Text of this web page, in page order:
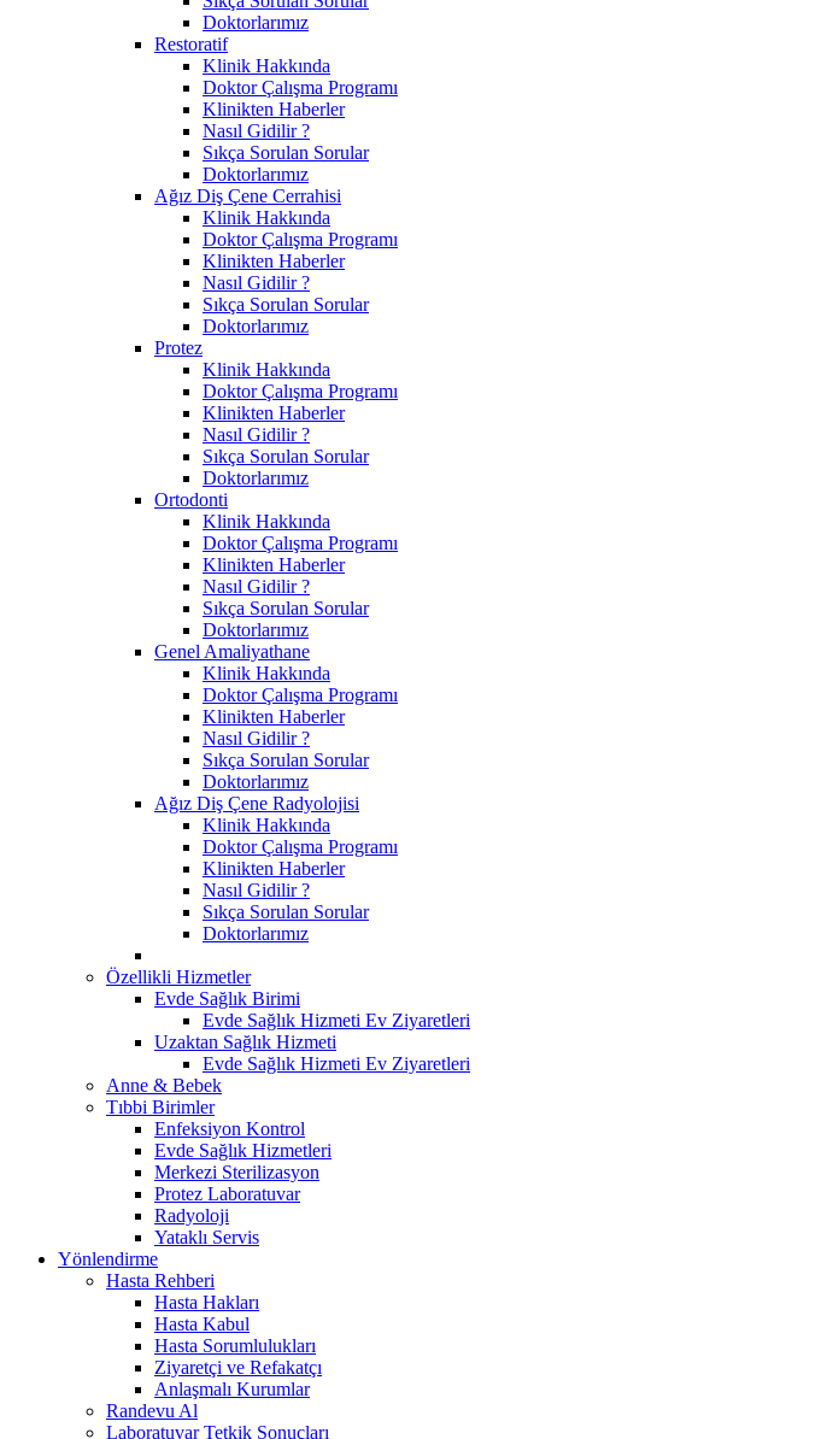
Doktorlarımız
Restoratif
Klinik Hakkında
Doktor Çalışma Programı
Klinikten Haberler
Nasıl Gidilir ?
Sıkça Sorulan Sorular
Doktorlarımız
Ağız Diş Çene Cerrahisi
Klinik Hakkında
Doktor Çalışma Programı
Klinikten Haberler
Nasıl Gidilir ?
Sıkça Sorulan Sorular
Doktorlarımız
Protez
Klinik Hakkında
Doktor Çalışma Programı
Klinikten Haberler
Nasıl Gidilir ?
Sıkça Sorulan Sorular
Doktorlarımız
Ortodonti
Klinik Hakkında
Doktor Çalışma Programı
Klinikten Haberler
Nasıl Gidilir ?
Sıkça Sorulan Sorular
Doktorlarımız
Genel Amaliyathane
Klinik Hakkında
Doktor Çalışma Programı
Klinikten Haberler
Nasıl Gidilir ?
Sıkça Sorulan Sorular
Doktorlarımız
Ağız Diş Çene Radyolojisi
Klinik Hakkında
Doktor Çalışma Programı
Klinikten Haberler
Nasıl Gidilir ?
Sıkça Sorulan Sorular
Doktorlarımız
Özellikli Hizmetler
Evde Sağlık Birimi
Evde Sağlık Hizmeti Ev Ziyaretleri
Uzaktan Sağlık Hizmeti
Evde Sağlık Hizmeti Ev Ziyaretleri
Anne & Bebek
Tıbbi Birimler
Enfeksiyon Kontrol
Evde Sağlık Hizmetleri
Merkezi Sterilizasyon
Protez Laboratuvar
Radyoloji
Yataklı Servis
Yönlendirme
Hasta Rehberi
Hasta Hakları
Hasta Kabul
Hasta Sorumlulukları
Ziyaretçi ve Refakatçı
Anlaşmalı Kurumlar
Randevu Al
Laboratuvar Tetkik Sonuçları